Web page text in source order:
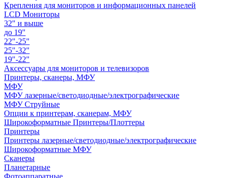
Крепления для мониторов и информационных панелей
LCD Мониторы
32" и выше
до 19"
22"-25"
25"-32"
19"-22"
Аксессуары для мониторов и телевизоров
Принтеры, сканеры, МФУ
МФУ
МФУ лазерные/светодиодные/электрографические
МФУ Струйные
Опции к принтерам, сканерам, МФУ
Широкоформатные Принтеры/Плоттеры
Принтеры
Принтеры лазерные/светодиодные/электрографические
Широкоформатные МФУ
Сканеры
Планетарные
Фотоаппаратные